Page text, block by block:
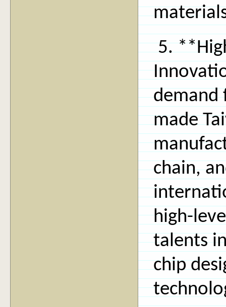
5.
demand
made
chain,
high-
talents
chip